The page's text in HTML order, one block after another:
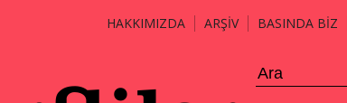
HAKKIMIZDA ARŞİV BASINDA BİZ